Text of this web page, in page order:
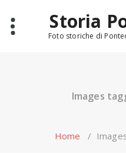
content
Storia
Foto storiche di
Images
Home /